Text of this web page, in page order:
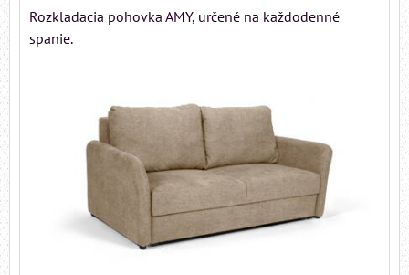
Rozkladacia pohovka AMY, určené na každodenné
spanie.